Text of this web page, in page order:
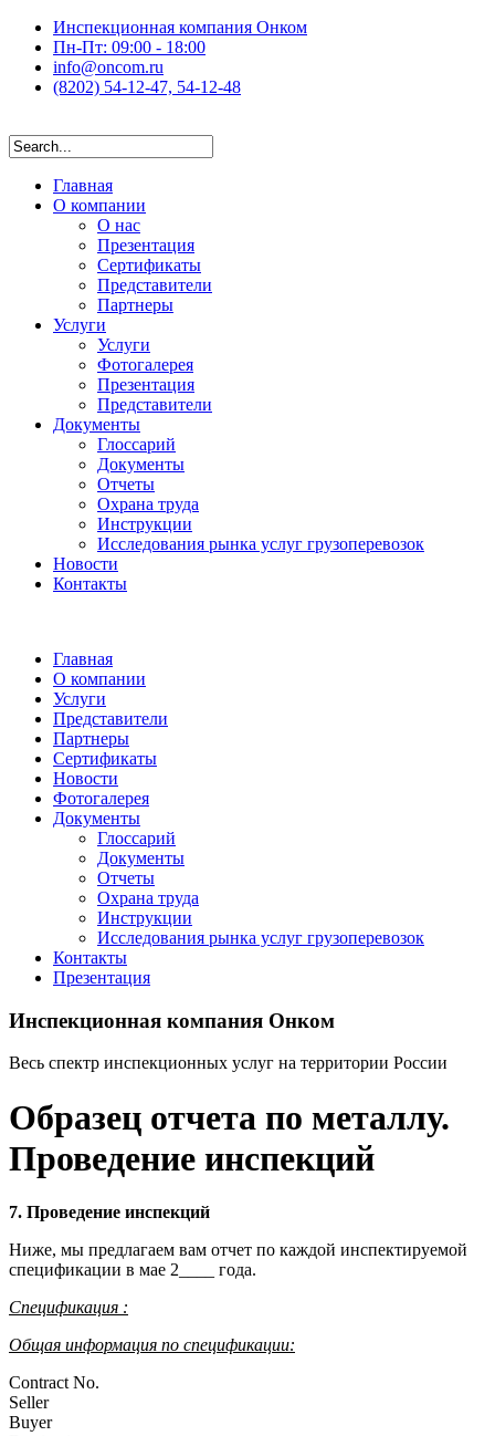
Инспекционная компания Онком
Пн-Пт: 09:00 - 18:00
info@oncom.ru
(8202) 54-12-47, 54-12-48
Главная
О компании
О нас
Презентация
Сертификаты
Представители
Партнеры
Услуги
Услуги
Фотогалерея
Презентация
Представители
Документы
Глоссарий
Документы
Отчеты
Охрана труда
Инструкции
Исследования рынка услуг грузоперевозок
Новости
Контакты
Главная
О компании
Услуги
Представители
Партнеры
Сертификаты
Новости
Фотогалерея
Документы
Глоссарий
Документы
Отчеты
Охрана труда
Инструкции
Исследования рынка услуг грузоперевозок
Контакты
Презентация
Инспекционная компания Онком
Весь спектр инспекционных услуг на территории России
Образец отчета по металлу.
Проведение инспекций
7. Проведение инспекций
Ниже, мы предлагаем вам отчет по каждой инспектируемой
спецификации в мае 2____ года.
Спецификация :
Общая информация по спецификации:
Contract No.
Seller
Buyer